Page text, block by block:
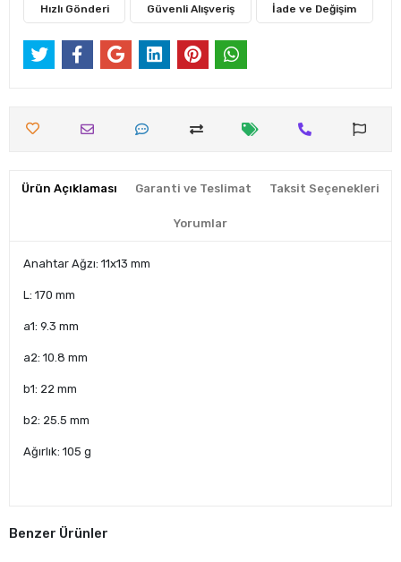
Hızlı Gönderi Güvenli Alışveriş İade ve Değişim
Ürün Açıklaması Garanti ve Teslimat Taksit Seçenekleri
Yorumlar
Anahtar Ağzı: 11x13 mm
L: 170 mm
a1: 9.3 mm
a2: 10.8 mm
b1: 22 mm
b2: 25.5 mm
Ağırlık: 105 g
Benzer Ürünler